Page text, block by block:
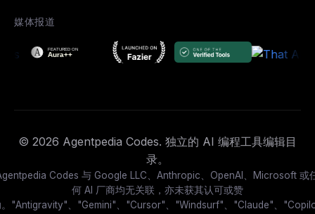
媒体报道
© 2026 Agentpedia Codes. 独立的 AI 编程工具编辑目
录。
Codes 与 Google LLC、Anthropic、OpenAI、Microsoft 或
何 AI 厂商均无关联，亦未获其认可或赞
"Antigravity"、"Gemini"、"Cursor"、"Windsurf"、"Claude"、